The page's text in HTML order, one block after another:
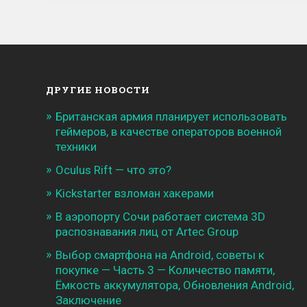
ДРУГИЕ НОВОСТИ
Британская армия планирует использовать
геймеров, в качестве операторов военной
техники
Oculus Rift — что это?
Kickstarter взломан хакерами
В аэропорту Сочи работает система 3D
распознавания лиц от Artec Group
Выбор смартфона на Android, советы к
покупке — Часть 3 — Количество памяти,
Ёмкость аккумулятора, Обновления Android,
Заключение